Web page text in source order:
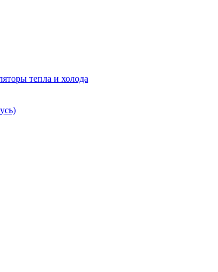
тепла и холода